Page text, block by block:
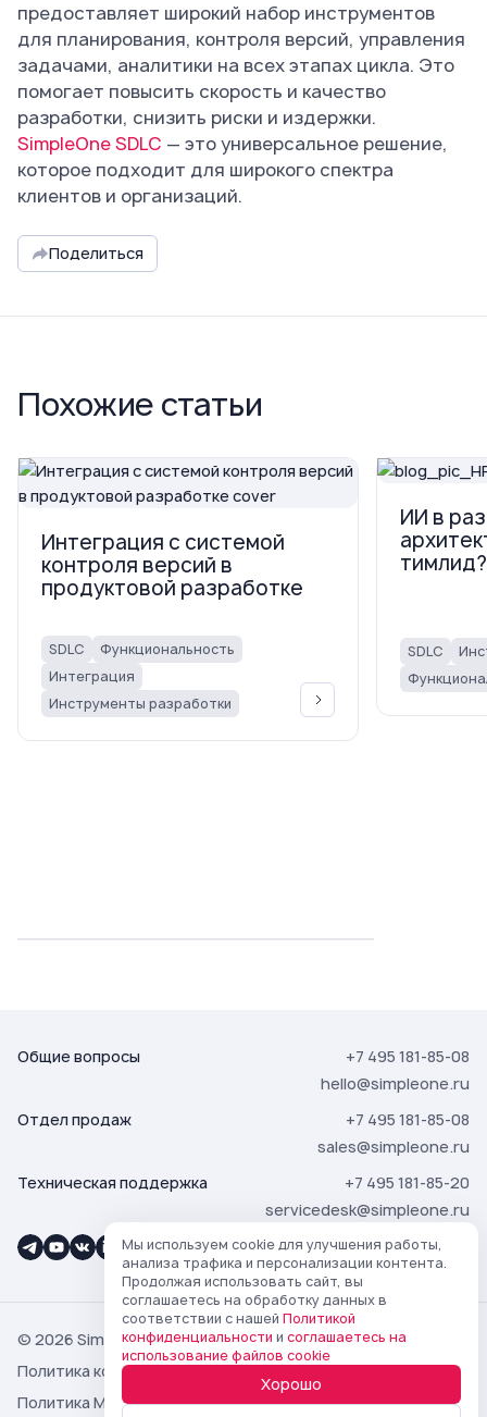
предоставляет широкий набор инструментов
для планирования, контроля версий, управления
задачами, аналитики на всех этапах цикла. Это
помогает повысить скорость и качество
разработки, снизить риски и издержки.
SimpleOne SDLC — это универсальное решение,
которое подходит для широкого спектра
клиентов и организаций.
Поделиться
Похожие статьи
Интеграция с системой
контроля версий в
продуктовой разработке
SDLC
Функциональность
Интеграция
Инструменты разработки
ИИ в
тимлид?
SDLC
Мы используем cookie для улучшения работы,
анализа трафика и персонализации контента.
Продолжая использовать сайт, вы
соглашаетесь на обработку данных в
соответствии с нашей Политикой
конфиденциальности и соглашаетесь на
использование файлов cookie
Хорошо
Общие вопросы
+7 495 181-85-08
hello@simpleone.ru
Отдел продаж
+7 495 181-85-08
sales@simpleone.ru
Техническая поддержка
+7 495 181-85-20
servicedesk@simpleone.ru
© 2026 SimpleOne
Политика конфиденциальности
Политика Маркетплейса